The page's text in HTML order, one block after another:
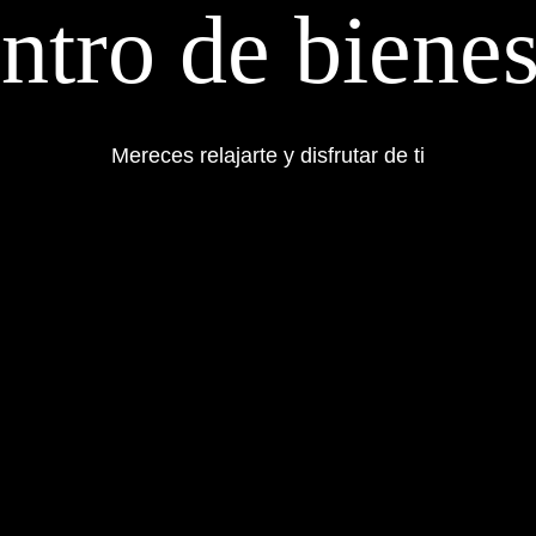
de
Mereces relajarte y disfrutar de ti